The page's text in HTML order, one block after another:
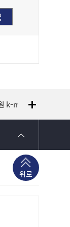
k-mooc
위로